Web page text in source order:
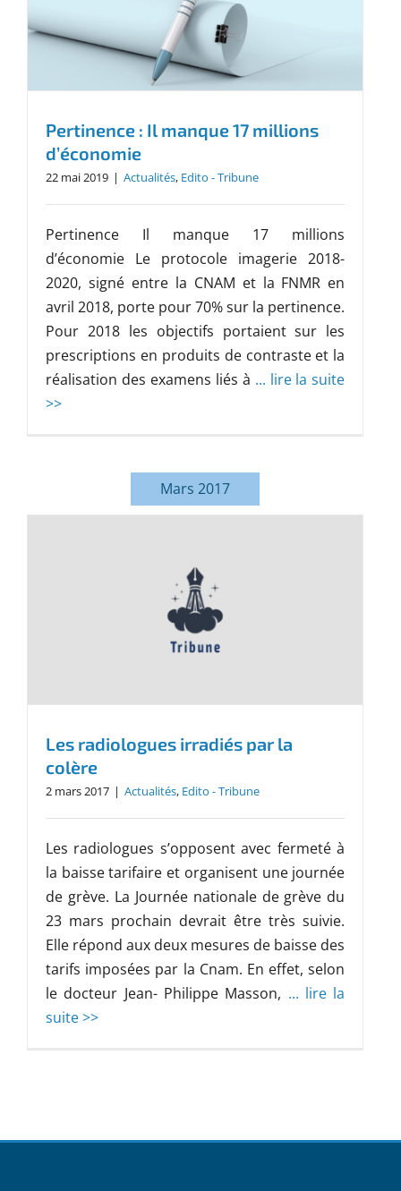
Pertinence : Il manque 17 millions
d’économie
22 mai 2019 | Actualités, Edito - Tribune
Pertinence Il manque 17 millions
d’économie Le protocole imagerie 2018-
2020, signé entre la CNAM et la FNMR en
avril 2018, porte pour 70% sur la pertinence.
Pour 2018 les objectifs portaient sur les
prescriptions en produits de contraste et la
réalisation des examens liés à ... lire la suite
>>
Mars 2017
Les radiologues irradiés par la
colère
2 mars 2017 | Actualités, Edito - Tribune
Les radiologues s’opposent avec fermeté à
la baisse tarifaire et organisent une journée
de grève. La Journée nationale de grève du
23 mars prochain devrait être très suivie.
Elle répond aux deux mesures de baisse des
tarifs imposées par la Cnam. En effet, selon
le docteur Jean- Philippe Masson, ... lire la
suite >>